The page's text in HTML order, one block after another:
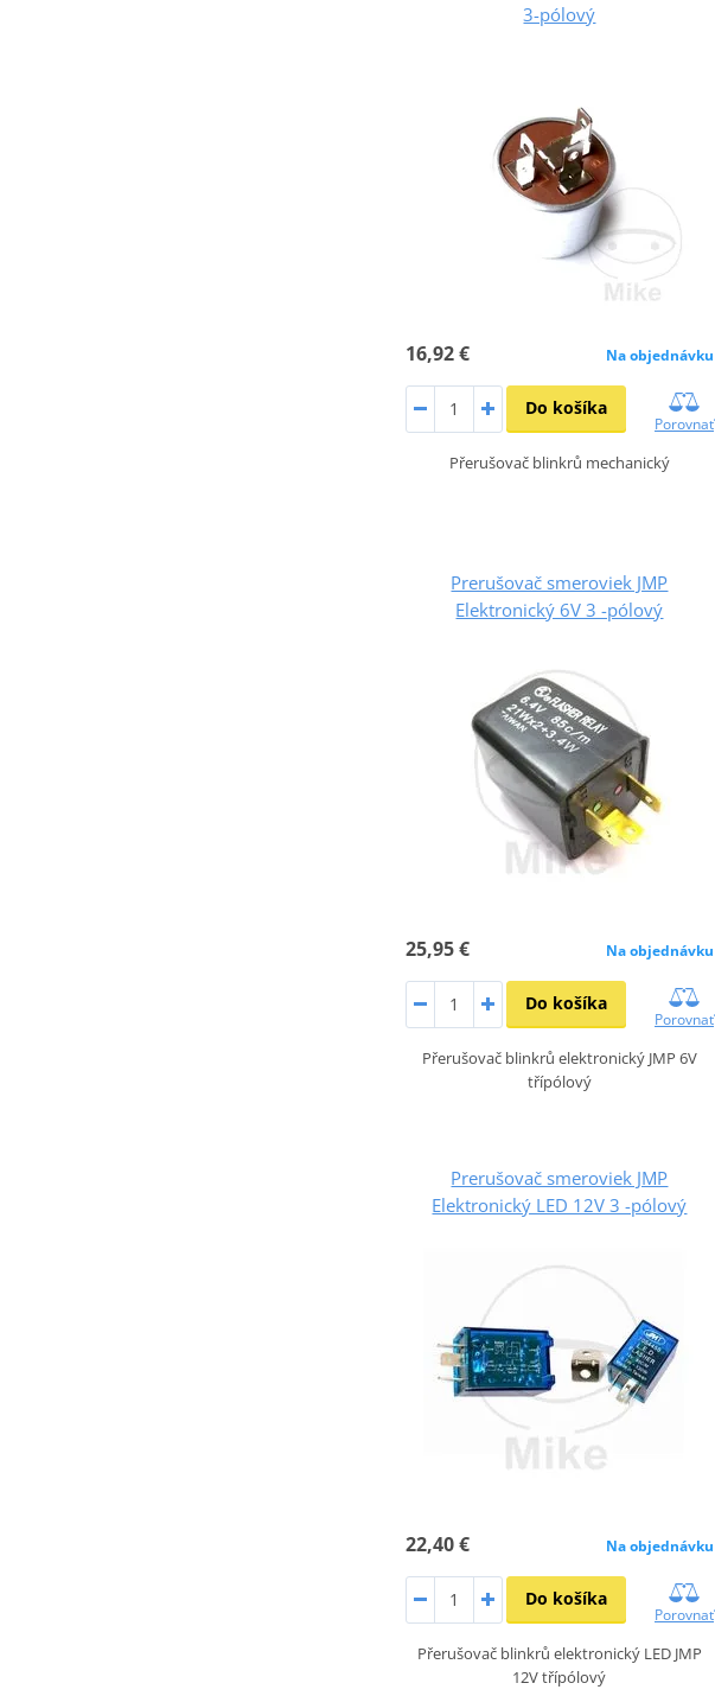
3-pólový
16,92 € Na objednávku
Do košíka
Porovnať
Přerušovač blinkrů mechanický
Prerušovač smeroviek JMP
Elektronický 6V 3 -pólový
25,95 € Na objednávku
Do košíka
Porovnať
Přerušovač blinkrů elektronický JMP 6V
třípólový
Prerušovač smeroviek JMP
Elektronický LED 12V 3 -pólový
22,40 € Na objednávku
Do košíka
Porovnať
Přerušovač blinkrů elektronický LED JMP
12V třípólový